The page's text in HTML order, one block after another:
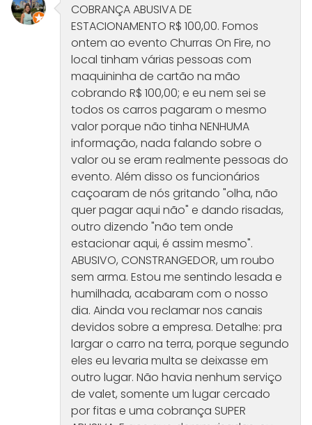
COBRANÇA ABUSIVA DE
ESTACIONAMENTO R$ 100,00. Fomos
ontem ao evento Churras On Fire, no
local tinham várias pessoas com
maquininha de cartão na mão
cobrando R$ 100,00; e eu nem sei se
todos os carros pagaram o mesmo
valor porque não tinha NENHUMA
informação, nada falando sobre o
valor ou se eram realmente pessoas do
evento. Além disso os funcionários
caçoaram de nós gritando "olha, não
quer pagar aqui não" e dando risadas,
outro dizendo "não tem onde
estacionar aqui, é assim mesmo".
ABUSIVO, CONSTRANGEDOR, um roubo
sem arma. Estou me sentindo lesada e
humilhada, acabaram com o nosso
dia. Ainda vou reclamar nos canais
devidos sobre a empresa. Detalhe: pra
largar o carro na terra, porque segundo
eles eu levaria multa se deixasse em
outro lugar. Não havia nenhum serviço
de valet, somente um lugar cercado
por fitas e uma cobrança SUPER